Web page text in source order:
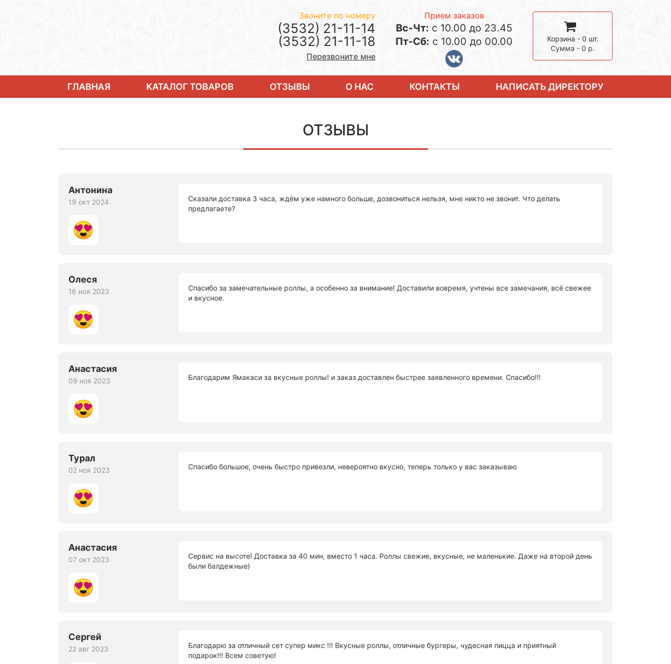
Звоните по номеру
(3532) 21-11-14
(3532) 21-11-18
Перезвоните мне
Прием заказов
Вс-Чт: с 10.00 до 23.45
Пт-Сб: с 10.00 до 00.00 Корзина - 0 шт.
Сумма - 0 р.
ГЛАВНАЯ КАТАЛОГ ТОВАРОВ ОТЗЫВЫ О НАС КОНТАКТЫ НАПИСАТЬ ДИРЕКТОРУ
ОТЗЫВЫ
Антонина
19 окт 2024
Сказали доставка 3 часа, ждём уже намного больше, дозвониться нельзя, мне никто не звонит. Что делать
предлагаете?
Олеся
16 ноя 2023
Спасибо за замечательные роллы, а особенно за внимание! Доставили вовремя, учтены все замечания, всё свежее
и вкусное.
Анастасия
09 ноя 2023 Благодарим Ямакаси за вкусные роллы! и заказ доставлен быстрее заявленного времени. Спасибо!!!
Турал
02 ноя 2023 Спасибо большое, очень быстро привезли, невероятно вкусно, теперь только у вас заказываю
Анастасия
07 окт 2023
Сервис на высоте! Доставка за 40 мин, вместо 1 часа. Роллы свежие, вкусные, не маленькие. Даже на второй день
были балдежные)
Сергей
22 авг 2023
Благодарю за отличный сет супер микс !!! Вкусные роллы, отличные бургеры, чудесная пицца и приятный
подарок!!! Всем советую!